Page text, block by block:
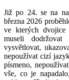
Již po 24. se na
března 2026
ve kterých dvojice
museli dodržovat
vysvětlovat,
nepoužívat cizí
písmeno,
vše, co je